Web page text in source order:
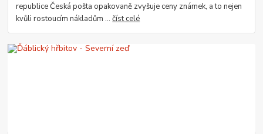
republice Česká pošta opakovaně zvyšuje ceny známek, a to nejen
kvůli rostoucím nákladům ...číst celé